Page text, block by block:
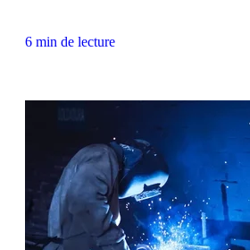
6 min de lecture